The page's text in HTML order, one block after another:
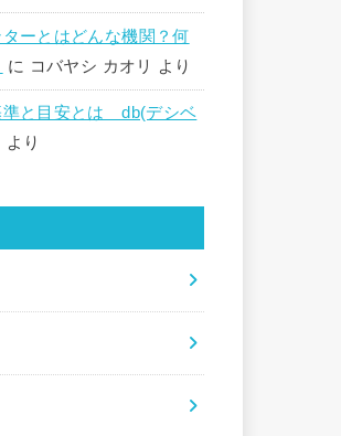
ーとはどんな機関？何
に コバヤシ カオリ より
準と目安とは db(デシベ
より